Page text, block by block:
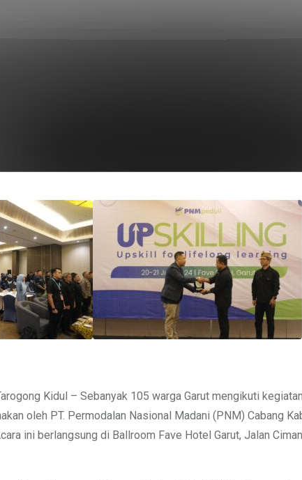
Kidul – Sebanyak 105 warga Garut mengikuti
oleh PT. Permodalan Nasional Madani (PNM) Cabang
ini berlangsung di Ballroom Fave Hotel Garut, Jalan